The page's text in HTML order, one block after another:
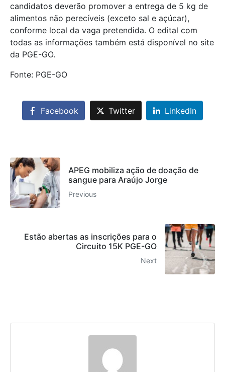
candidatos deverão promover a entrega de 5 kg de
alimentos não perecíveis (exceto sal e açúcar),
conforme local da vaga pretendida. O edital com
todas as informações também está disponível no site
da PGE-GO.
Fonte: PGE-GO
Facebook Twitter LinkedIn
APEG mobiliza ação de doação de
sangue para Araújo Jorge
Previous
Estão abertas as inscrições para o
Circuito 15K PGE-GO
Next